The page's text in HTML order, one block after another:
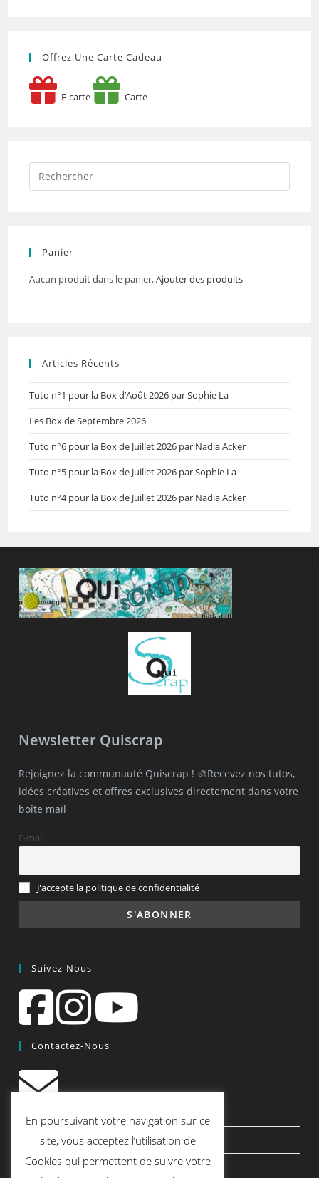
Offrez Une Carte Cadeau
E-carte Carte
Panier
Aucun produit dans le panier.Ajouter des produits
Articles Récents
Tuto n°1 pour la Box d’Août 2026 par Sophie La
Les Box de Septembre 2026
Tuto n°6 pour la Box de Juillet 2026 par Nadia Acker
Tuto n°5 pour la Box de Juillet 2026 par Sophie La
Tuto n°4 pour la Box de Juillet 2026 par Nadia Acker
Newsletter Quiscrap
Rejoignez la communauté Quiscrap ! 🎨Recevez nos tutos,
idées créatives et offres exclusives directement dans votre
boîte mail
E-mail
J'accepte la politique de confidentialité
Suivez-Nous
Contactez-Nous
contact@quiscrap.fr
Les Fiches Techniques et les Tutos
Le Blog
En poursuivant votre navigation sur ce
site, vous acceptez l’utilisation de
Cookies qui permettent de suivre votre